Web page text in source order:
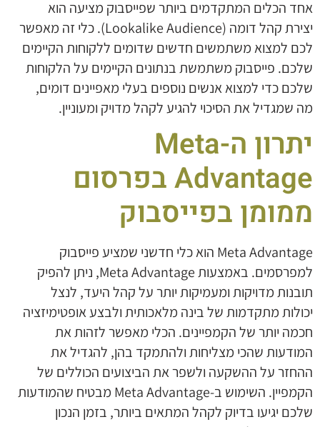
אחד הכלים המתקדמים ביותר שפייסבוק מציעה הוא
יצירת קהל דומה (Lookalike Audience). כלי זה מאפשר
לכם למצוא משתמשים חדשים שדומים ללקוחות הקיימים
שלכם. פייסבוק משתמשת בנתונים הקיימים על הלקוחות
שלכם כדי למצוא אנשים נוספים בעלי מאפיינים דומים,
מה שמגדיל את הסיכוי להגיע לקהל מדויק ומעוניין.
יתרון ה-Meta
Advantage בפרסום
ממומן בפייסבוק
Meta Advantage הוא כלי חדשני שמציע פייסבוק
למפרסמים. באמצעות Meta Advantage, ניתן להפיק
תובנות מדויקות ומעמיקות יותר על קהל היעד, לנצל
יכולות מתקדמות של בינה מלאכותית ולבצע אופטימיזציה
חכמה יותר של הקמפיינים. הכלי מאפשר לזהות את
המודעות שהכי מצליחות ולהתמקד בהן, להגדיל את
ההחזר על ההשקעה ולשפר את הביצועים הכוללים של
הקמפיין. השימוש ב-Meta Advantage מבטיח שהמודעות
שלכם יגיעו בדיוק לקהל המתאים ביותר, בזמן הנכון